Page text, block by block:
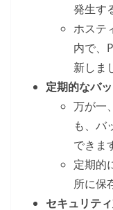
発生す
ホステ
内で、
新しま
定期的なバ
万が一
も、バ
できま
定期的
所に保
セキュリテ